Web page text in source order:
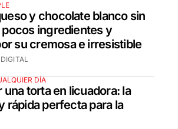
y chocolate blanco sin
pocos ingredientes y
su cremosa e irresistible
DÍA
una torta en licuadora: la
rápida perfecta para la